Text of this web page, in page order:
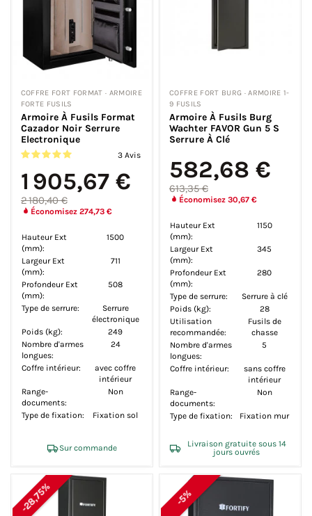
COFFRE FORT FORMAT · ARMOIRE
FORTE FUSILS
Armoire À Fusils Format
Cazador Noir Serrure
Electronique
3 Avis
1 905,67 €
2 180,40 €
Économisez 274,73 €
Hauteur Ext
(mm):
1500
Largeur Ext
(mm):
711
Profondeur Ext
(mm):
508
Type de serrure:
Serrure
électronique
Poids (kg):
249
Nombre d'armes
longues:
24
Coffre intérieur:
avec coffre
intérieur
Range-
documents:
Non
Type de fixation: Fixation sol
Sur commande
COFFRE FORT BURG · ARMOIRE 1-
9 FUSILS
Armoire À Fusils Burg
Wachter FAVOR Gun 5 S
Serrure À Clé
582,68 €
613,35 €
Économisez 30,67 €
Hauteur Ext
(mm):
1150
Largeur Ext
(mm):
345
Profondeur Ext
(mm):
280
Type de serrure:
Serrure à clé
Poids (kg):
28
Utilisation
recommandée:
Fusils de
chasse
Nombre d'armes
longues:
5
Coffre intérieur:
sans coffre
intérieur
Range-
documents:
Non
Type de fixation: Fixation mur
Livraison gratuite sous 14
jours ouvrés
-28,75% -5%